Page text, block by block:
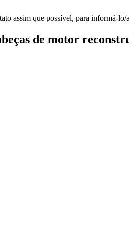
assim que possível, para informá-
de motor